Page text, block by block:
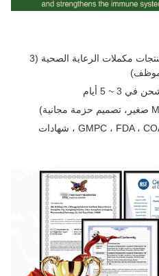
أفضل 3 - أكثر من 20 عامًا مصنع منتجات مكملات الرعاية الصحية (3
ضمان الجودة: GMPC ، FDA ، COA ، ISO9001 ، SGS ، شهادات